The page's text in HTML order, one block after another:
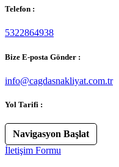
Telefon :
5322864938
Bize E-posta Gönder :
info@cagdasnakliyat.com.tr
Yol Tarifi :
Navigasyon Başlat
İletişim Formu